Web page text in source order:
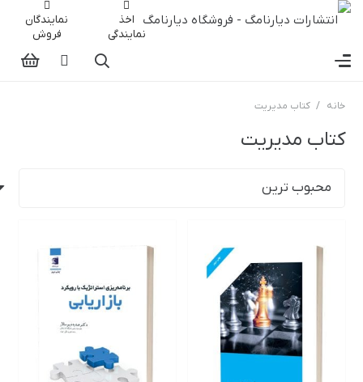
اخذ
نمایندگی
نمایندگان
فروش
خانه / کتاب مدیریت
کتاب مدیریت